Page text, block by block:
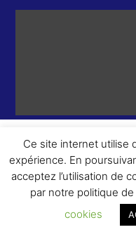
© 2026 – 2 ème
Ce site internet utilise
expérience. En
acceptez l’utilisation de
par notre politique
cookies